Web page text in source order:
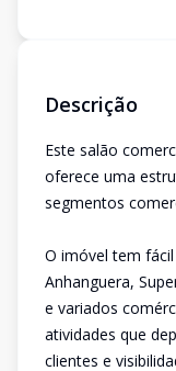
Descrição
Este salão
oferece uma
segmentos
O imóvel tem fácil
Anhanguera,
e variados
atividades que
clientes e